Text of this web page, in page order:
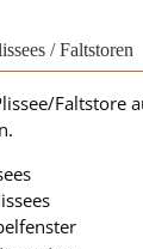
/ Faltstoren
Faltstore